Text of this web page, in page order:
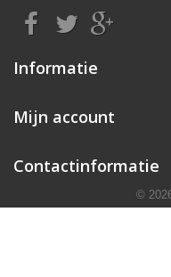
Informatie
Mijn account
Contactinformatie
©